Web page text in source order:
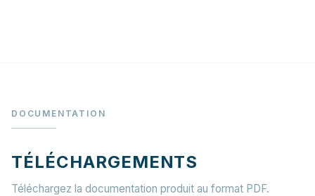
DOCUMENTATION
TÉLÉCHARGEMENTS
Téléchargez la documentation produit au format PDF.